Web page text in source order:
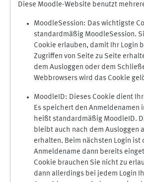
Diese Moodle-Website benutzt
MoodleSession: Das wichtigste
standardmäßig MoodleSession.
Cookie erlauben, damit Ihr Login
Zugriffen von Seite zu Seite
dem Ausloggen oder dem
Webbrowsers wird das Cookie
MoodleID: Dieses Cookie dient
Es speichert den Anmeldenamen
heißt standardmäßig MoodleID.
bleibt auch nach dem Ausloggen
erhalten. Beim nächsten Login ist
Anmeldename dann bereits
Cookie brauchen Sie nicht zu
dann allerdings bei jedem Login